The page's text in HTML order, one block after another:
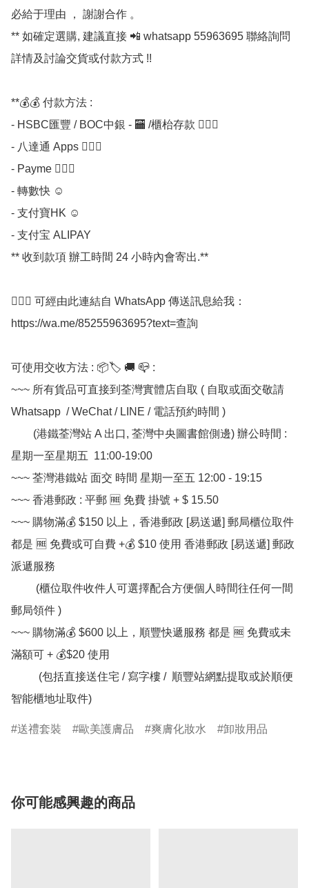
必給于理由 ， 謝謝合作 。
** 如確定選購, 建議直接 📲 whatsapp 55963695 聯絡詢問
詳情及討論交貨或付款方式 !!
**💰💰 付款方法 :
- HSBC匯豐 / BOC中銀 - 🏧 /櫃枱存款 💁🏼‍♀
- 八達通 Apps 💁🏼‍♀
- Payme 💁🏼‍♀
- 轉數快 ☺
- 支付寶HK ☺
- 支付宝 ALIPAY
** 收到款項 辦工時間 24 小時內會寄出.**
💁🏼‍♀ 可經由此連結自 WhatsApp 傳送訊息給我：
https://wa.me/85255963695?text=查詢
可使用交收方法 : 📦🏷 🚚 📪 :
~~~ 所有貨品可直接到荃灣實體店自取 ( 自取或面交敬請
Whatsapp  / WeChat / LINE / 電話預約時間 )
星期一至星期五  11:00-19:00
~~~ 荃灣港鐵站 面交 時間 星期一至五 12:00 - 19:15
~~~ 香港郵政 : 平郵 🆓 免費 掛號 + $ 15.50
~~~ 購物滿💰 $150 以上，香港郵政 [易送遞] 郵局櫃位取件
都是 🆓 免費或可自費 +💰 $10 使用 香港郵政 [易送遞] 郵政
派遞服務
郵局領件 )
~~~ 購物滿💰 $600 以上，順豐快遞服務 都是 🆓 免費或未
滿額可 + 💰$20 使用
送禮套裝 歐美護膚品 爽膚化妝水 卸妝用品
你可能感興趣的商品